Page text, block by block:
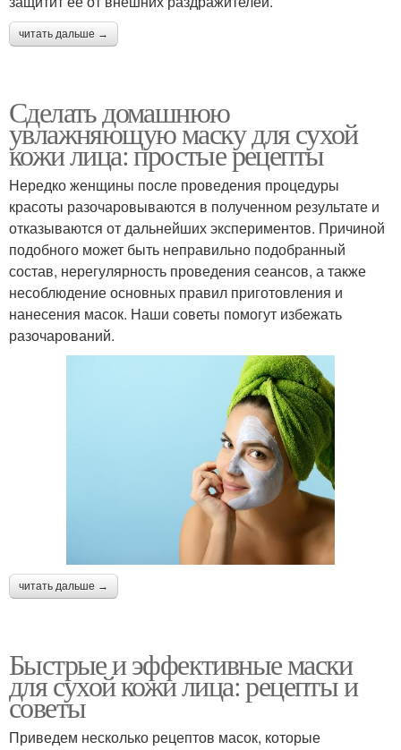
читать дальше →
Сделать домашнюю
увлажняющую маску для сухой
кожи лица: простые рецепты
Нередко женщины после проведения процедуры
красоты разочаровываются в полученном результате и
отказываются от дальнейших экспериментов. Причиной
подобного может быть неправильно подобранный
состав, нерегулярность проведения сеансов, а также
несоблюдение основных правил приготовления и
нанесения масок. Наши советы помогут избежать
разочарований.
читать дальше →
Быстрые и эффективные маски
для сухой кожи лица: рецепты и
советы
Приведем несколько рецептов масок, которые